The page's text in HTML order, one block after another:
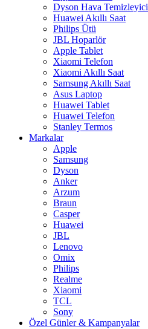
Dyson Hava Temizleyici
Huawei Akıllı Saat
Philips Ütü
JBL Hoparlör
Apple Tablet
Xiaomi Telefon
Xiaomi Akıllı Saat
Samsung Akıllı Saat
Asus Laptop
Huawei Tablet
Huawei Telefon
Stanley Termos
Markalar
Apple
Samsung
Dyson
Anker
Arzum
Braun
Casper
Huawei
JBL
Lenovo
Omix
Philips
Realme
Xiaomi
TCL
Sony
Özel Günler & Kampanyalar